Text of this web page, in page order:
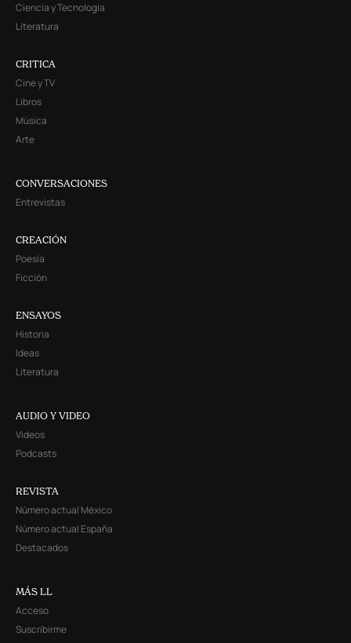
Ciencia y Tecnología
Literatura
CRITICA
Cine y TV
Libros
Música
Arte
CONVERSACIONES
Entrevistas
CREACIÓN
Poesía
Ficción
ENSAYOS
Historia
Ideas
Literatura
AUDIO Y VIDEO
Videos
Podcasts
REVISTA
Número actual México
Número actual España
Destacados
MÁS LL
Acceso
Suscribirme